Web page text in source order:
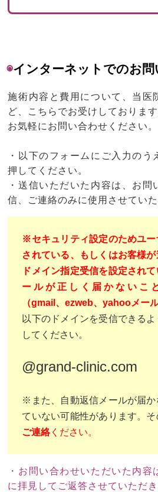
◉インターネットでのお問
施術内容と費用について、当医
ど、こちらでお受けしております
お気軽にお問い合わせください。
・以下のフォームにご入力のう
押してください。
・送信いただいた内容は、お問
信、ご連絡のみに使用させていた
※セキュリティ設定のためユ
されている、もしくはお客様
ドメイン指定受信を設定され
ールが正しく届かないこ
（gmail、ezweb、yahooメール
以下のドメインを受信できる
してください。
@grand-clinic.com
※また、自動返信メールが届
ていない可能性があります。そ
ご連絡ください。
・お問い合わせいただいた内
に拝見してご返答させていただき